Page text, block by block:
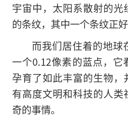
宇宙中，太阳系散射的光
的条纹，其中一个条纹正好
而我们居住着的地球
一个0.12像素的蓝点，它
孕育了如此丰富的生物
有高度文明和科技的人类
奇的事情。